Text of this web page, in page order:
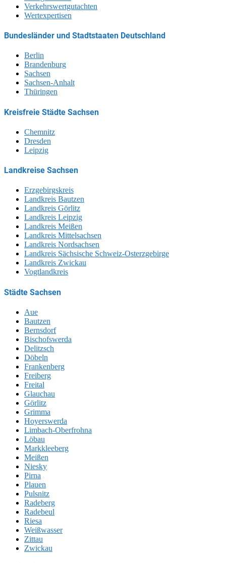
Verkehrswertgutachten
Wertexpertisen
Bundesländer und Stadtstaaten Deutschland
Berlin
Brandenburg
Sachsen
Sachsen-Anhalt
Thüringen
Kreisfreie Städte Sachsen
Chemnitz
Dresden
Leipzig
Landkreise Sachsen
Erzgebirgskreis
Landkreis Bautzen
Landkreis Görlitz
Landkreis Leipzig
Landkreis Meißen
Landkreis Mittelsachsen
Landkreis Nordsachsen
Landkreis Sächsische Schweiz-Osterzgebirge
Landkreis Zwickau
Vogtlandkreis
Städte Sachsen
Aue
Bautzen
Bernsdorf
Bischofswerda
Delitzsch
Döbeln
Frankenberg
Freiberg
Freital
Glauchau
Görlitz
Grimma
Hoyerswerda
Limbach-Oberfrohna
Löbau
Markkleeberg
Meißen
Niesky
Pirna
Plauen
Pulsnitz
Radeberg
Radebeul
Riesa
Weißwasser
Zittau
Zwickau